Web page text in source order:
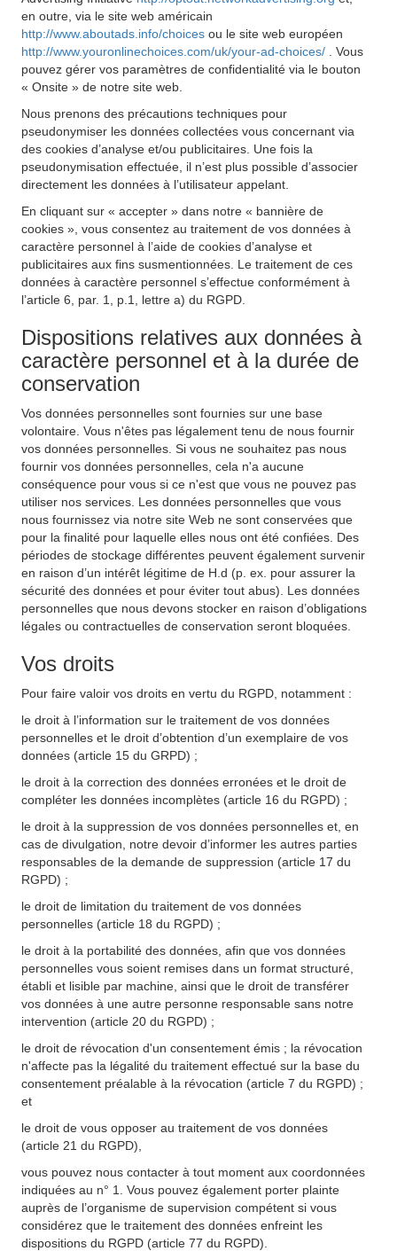
en outre, via le site web américain
http://www.aboutads.info/choices ou le site web européen
http://www.youronlinechoices.com/uk/your-ad-choices/
. Vous
pouvez gérer vos paramètres de confidentialité via le bouton
« Onsite » de notre site web.
Nous prenons des précautions techniques pour
pseudonymiser les données collectées vous concernant via
des cookies d’analyse et/ou publicitaires. Une fois la
pseudonymisation effectuée, il n’est plus possible d’associer
directement les données à l’utilisateur appelant.
En cliquant sur « accepter » dans notre « bannière de
cookies », vous consentez au traitement de vos données à
caractère personnel à l’aide de cookies d’analyse et
publicitaires aux fins susmentionnées. Le traitement de ces
données à caractère personnel s’effectue conformément à
l’article 6, par. 1, p.1, lettre a) du RGPD.
Dispositions relatives aux données à
caractère personnel et à la durée de
conservation
Vos données personnelles sont fournies sur une base
volontaire. Vous n'êtes pas légalement tenu de nous fournir
vos données personnelles. Si vous ne souhaitez pas nous
fournir vos données personnelles, cela n'a aucune
conséquence pour vous si ce n'est que vous ne pouvez pas
utiliser nos services. Les données personnelles que vous
nous fournissez via notre site Web ne sont conservées que
pour la finalité pour laquelle elles nous ont été confiées. Des
périodes de stockage différentes peuvent également survenir
en raison d’un intérêt légitime de H.d (p. ex. pour assurer la
sécurité des données et pour éviter tout abus). Les données
personnelles que nous devons stocker en raison d’obligations
légales ou contractuelles de conservation seront bloquées.
Vos droits
Pour faire valoir vos droits en vertu du RGPD, notamment :
le droit à l’information sur le traitement de vos données
personnelles et le droit d’obtention d’un exemplaire de vos
données (article 15 du GRPD) ;
le droit à la correction des données erronées et le droit de
compléter les données incomplètes (article 16 du RGPD) ;
le droit à la suppression de vos données personnelles et, en
cas de divulgation, notre devoir d’informer les autres parties
responsables de la demande de suppression (article 17 du
RGPD) ;
le droit de limitation du traitement de vos données
personnelles (article 18 du RGPD) ;
le droit à la portabilité des données, afin que vos données
personnelles vous soient remises dans un format structuré,
établi et lisible par machine, ainsi que le droit de transférer
vos données à une autre personne responsable sans notre
intervention (article 20 du RGPD) ;
le droit de révocation d'un consentement émis ; la révocation
n'affecte pas la légalité du traitement effectué sur la base du
consentement préalable à la révocation (article 7 du RGPD) ;
et
le droit de vous opposer au traitement de vos données
(article 21 du RGPD),
vous pouvez nous contacter à tout moment aux coordonnées
indiquées au n° 1. Vous pouvez également porter plainte
auprès de l’organisme de supervision compétent si vous
considérez que le traitement des données enfreint les
dispositions du RGPD (article 77 du RGPD).